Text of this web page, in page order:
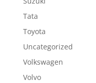
Tata
Toyota
Uncategorized
Volkswagen
Volvo